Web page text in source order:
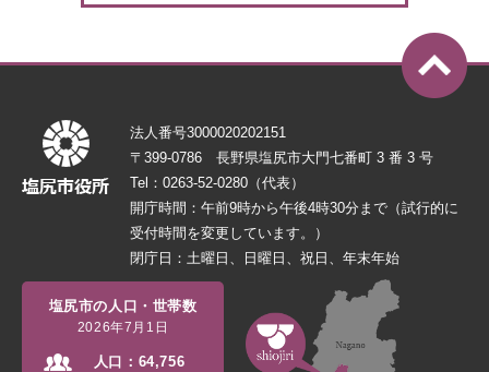
法人番号3000020202151
〒399-0786 長野県塩尻市大門七番町 3 番 3 号
Tel：0263-52-0280（代表）
開庁時間：午前9時から午後4時30分まで（試行的に
受付時間を変更しています。）
閉庁日：土曜日、日曜日、祝日、年末年始
塩尻市の人口・世帯数
2026年7月1日
人口： 64,756